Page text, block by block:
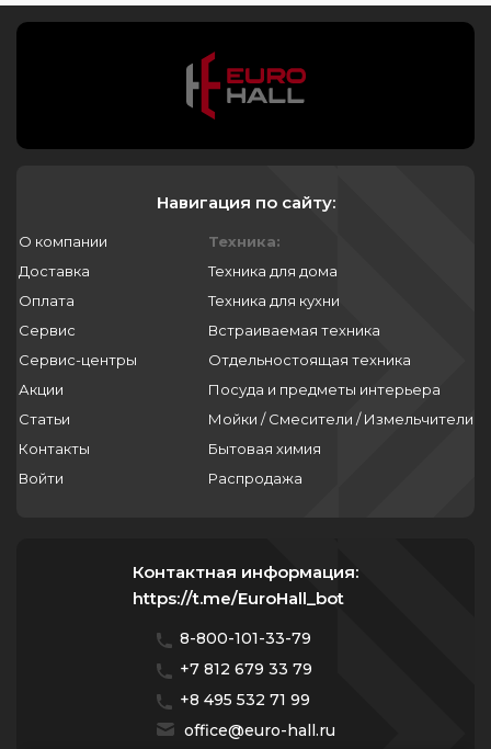
Навигация по сайту:
О компании
Доставка
Оплата
Сервис
Сервис-центры
Акции
Статьи
Контакты
Войти
Техника:
Техника для дома
Техника для кухни
Встраиваемая техника
Отдельностоящая техника
Посуда и предметы интерьера
Мойки / Смесители / Измельчители
Бытовая химия
Распродажа
Контактная информация:
https://t.me/EuroHall_bot
8-800-101-33-79
+7 812 679 33 79
+8 495 532 71 99
office@euro-hall.ru